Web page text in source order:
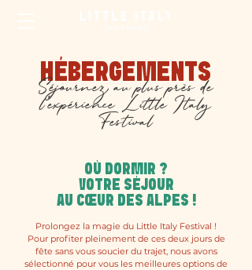
HÉBERGEMENTS
Séjournez au plus près de
l’expérience Little Italy
Festival
OÙ DORMIR ?
VOTRE SÉJOUR
AU CŒUR DES ALPES !
Prolongez la magie du Little Italy Festival !
Pour profiter pleinement de ces deux jours de
fête sans vous soucier du trajet, nous avons
sélectionné pour vous les meilleures options de